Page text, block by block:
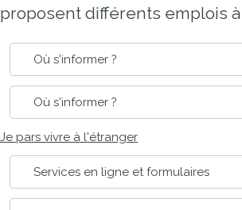
proposent différents emplois
Où s'informer ?
Où s'informer ?
Je pars vivre à l'étranger
Services en ligne et formulaires